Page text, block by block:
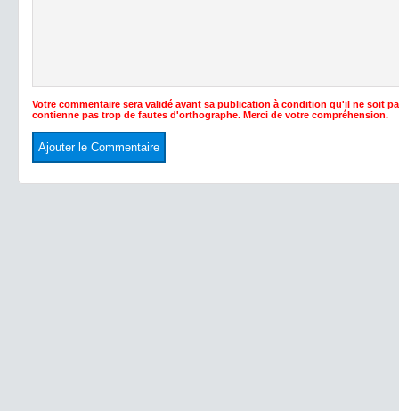
Votre commentaire sera validé avant sa publication à condition qu'il ne soit
contienne pas trop de fautes d'orthographe. Merci de votre compréhension.